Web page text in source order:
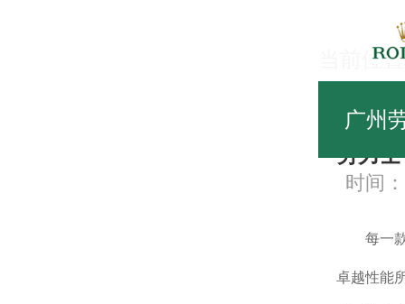
广州
当前位
劳
劳力
时间
每一款
卓越性能